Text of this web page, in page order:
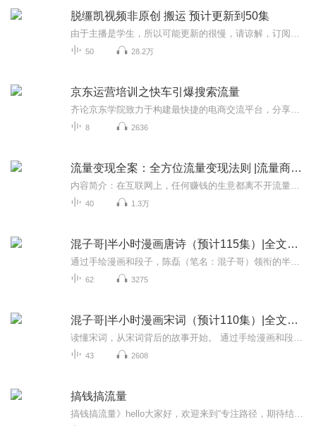
脱缰凯视频非原创 搬运 预计更新到50集
50 28.2万
京东运营培训之快车引爆搜索流量
8 2636
流量变现全案：全方位流量变现法则 |流量商业化
40 1.3万
混子哥|半小时漫画唐诗（预计115集）|全文免费
62 3275
混子哥|半小时漫画宋词（预计110集）|全文免费
43 2608
搞钱搞流量